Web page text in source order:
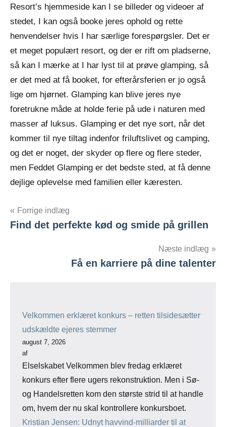
Resort’s hjemmeside kan I se billeder og videoer af
stedet, I kan også booke jeres ophold og rette
henvendelser hvis I har særlige forespørgsler. Det er
et meget populært resort, og der er rift om pladserne,
så kan I mærke at I har lyst til at prøve glamping, så
er det med at få booket, for efterårsferien er jo også
lige om hjørnet. Glamping kan blive jeres nye
foretrukne måde at holde ferie på ude i naturen med
masser af luksus. Glamping er det nye sort, når det
kommer til nye tiltag indenfor friluftslivet og camping,
og det er noget, der skyder op flere og flere steder,
men Feddet Glamping er det bedste sted, at få denne
dejlige oplevelse med familien eller kæresten.
Indlægsnavigation
Forrige indlæg
Find det perfekte kød og smide på grillen
Næste indlæg
Få en karriere på dine talenter
Velkommen erklæret konkurs – retten tilsidesætter
udskældte ejeres stemmer
august 7, 2026
af
Elselskabet Velkommen blev fredag erklæret
konkurs efter flere ugers rekonstruktion. Men i Sø-
og Handelsretten kom den største strid til at handle
om, hvem der nu skal kontrollere konkursboet.
Kristian Jensen: Udnyt havvind-milliarder til at